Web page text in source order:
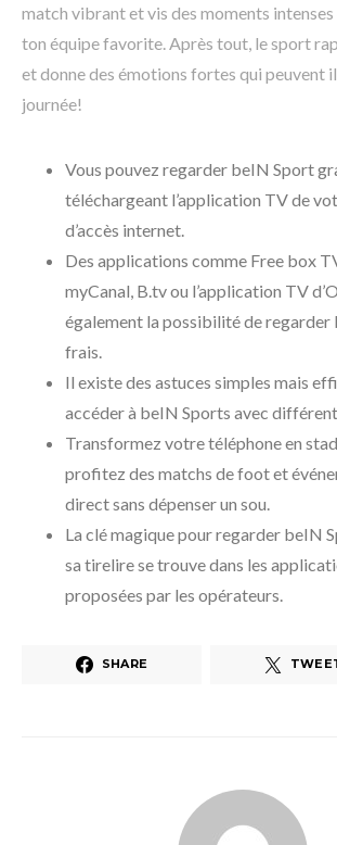
match vibrant et vis des moments
ton équipe favorite. Après tout, le sport
et donne des émotions fortes qui peuvent
journée!
Vous pouvez regarder beIN Sport
téléchargeant l’application TV de
d’accès internet.
Des applications comme Free box
myCanal, B.tv ou l’application TV
également la possibilité de regarder
frais.
Il existe des astuces simples mais
accéder à beIN Sports avec
Transformez votre téléphone en
profitez des matchs de foot et
direct sans dépenser un sou.
La clé magique pour regarder beIN
sa tirelire se trouve dans les
proposées par les opérateurs.
SHARE